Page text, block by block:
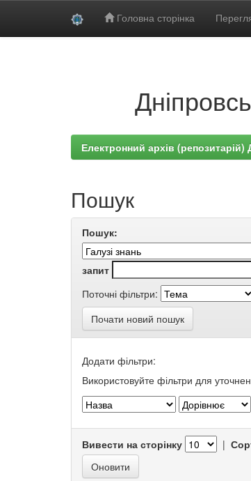
Головна сторінка
Електронний архів
Пошук
Пошук:
запит
Поточні фільтри:
Почати новий пошук
Додати фільтри:
Використовуйте фільтри для
Вивести на сторінку |